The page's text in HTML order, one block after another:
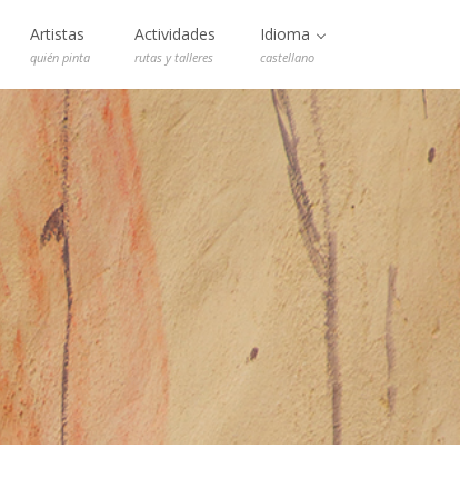
Artistas
quién pinta
Actividades
rutas y talleres
Idioma
castellano